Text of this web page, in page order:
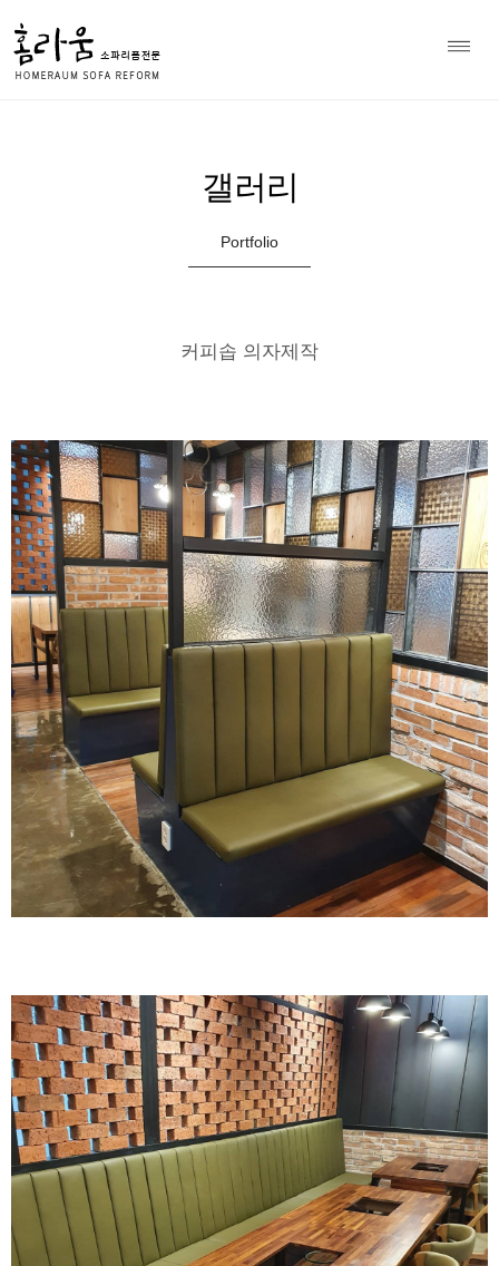
소파 천갈이 전문 홈라움 상담
010-8979-7297
갤러리
갤러리
Portfolio
커피솝 의자제작